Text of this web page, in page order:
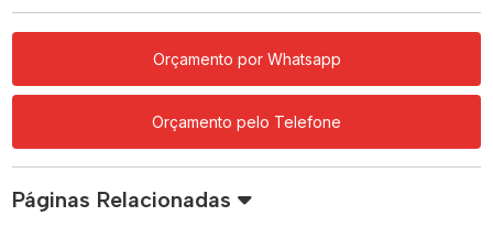
Orçamento por Whatsapp
Orçamento pelo Telefone
Páginas Relacionadas